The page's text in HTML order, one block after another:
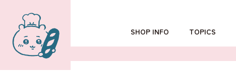
SHOP INFO
OSAKA
TOPICS